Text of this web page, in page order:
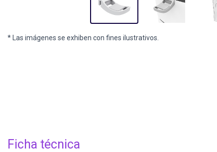
* Las imágenes se exhiben con fines ilustrativos.
Ficha técnica